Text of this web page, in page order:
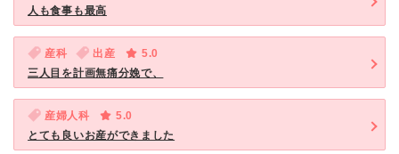
人も食事も最高
産科 出産
5.0
三人目を計画無痛分娩で、
産婦人科
5.0
とても良いお産ができました